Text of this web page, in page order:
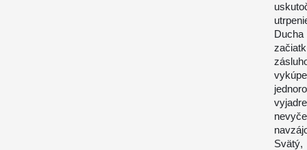
Ducha
Svätý,